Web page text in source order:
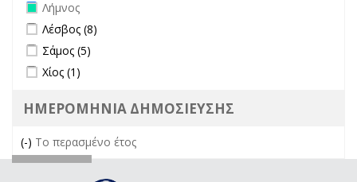
Remove Λήμνος filter
Λήμνος
Apply Λέσβος filter
Λέσβος (8)
Apply Σάμος filter
Σάμος (5)
Apply Χίος filter
Χίος (1)
ΗΜΕΡΟΜΗΝΙΑ ΔΗΜΟΣΙΕΥΣΗΣ
(-) Remove Το περασμένο έτος filter
Το περασμένο έτος